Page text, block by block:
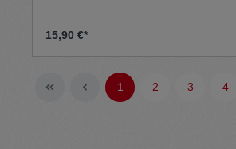
15,90 €*
1 2 3 4